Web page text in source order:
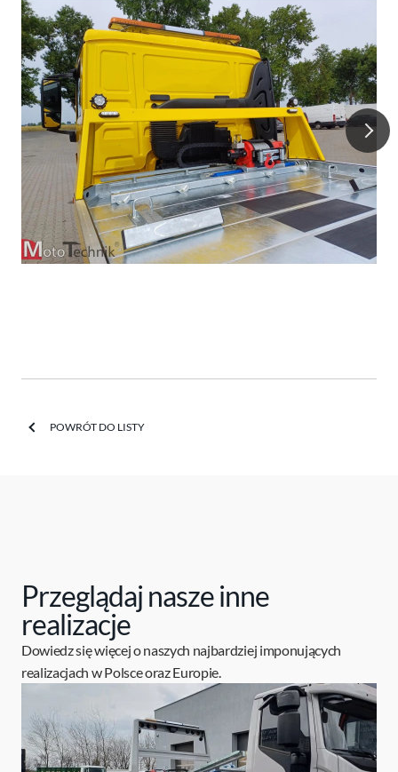
POWRÓT DO LISTY
Przeglądaj nasze inne
realizacje
Dowiedz się więcej o naszych najbardziej imponujących
realizacjach w Polsce oraz Europie.